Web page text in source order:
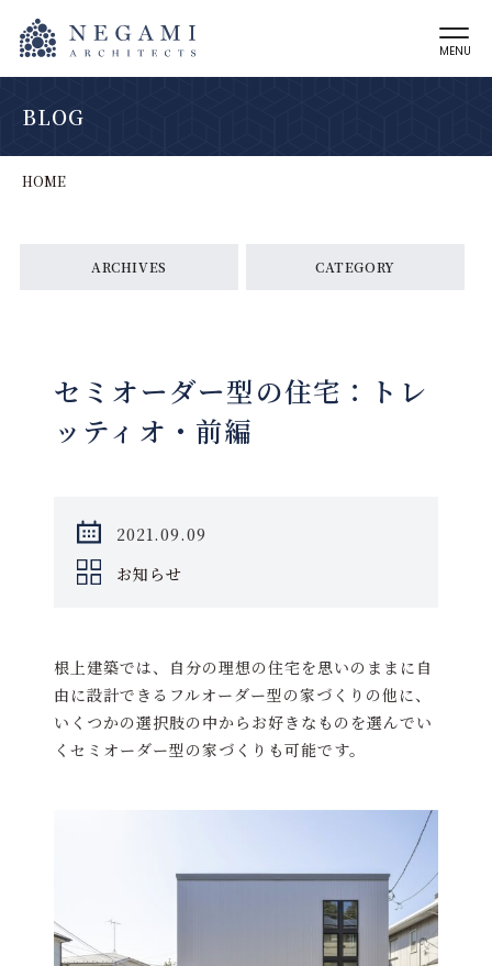
MENU
BLOG
HOME
ARCHIVES CATEGORY
セミオーダー型の住宅：トレ
ッティオ・前編
2021.09.09
お知らせ
根上建築では、自分の理想の住宅を思いのままに自
由に設計できるフルオーダー型の家づくりの他に、
いくつかの選択肢の中からお好きなものを選んでい
くセミオーダー型の家づくりも可能です。